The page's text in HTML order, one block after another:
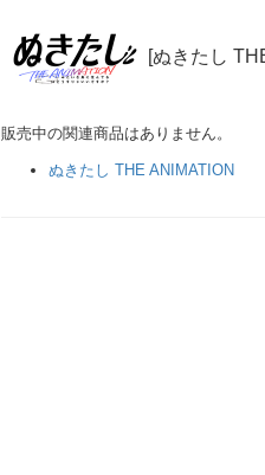
[ぬきたし
販売中の関連商品はありません。
ぬきたし THE ANIMATION